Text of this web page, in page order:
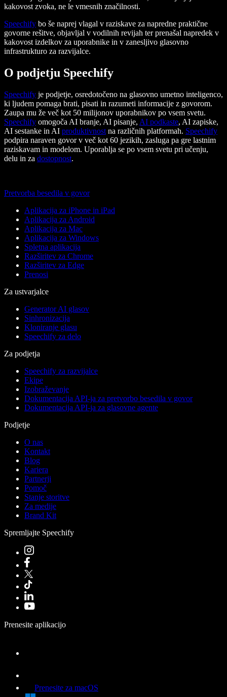
kakovost zvoka, ne le vmesnih značilnosti.
Speechify bo še naprej vlagal v raziskave za napredne praktične
govorne rešitve, objavljal v vodilnih revijah ter prenašal napredek v
kakovost izdelkov za uporabnike in v zanesljivo glasovno
infrastrukturo za razvijalce.
O podjetju Speechify
Speechify je podjetje, osredotočeno na glasovno umetno inteligenco,
ki ljudem pomaga brati, pisati in razumeti informacije z govorom.
Zaupa mu že več kot 50 milijonov uporabnikov po vsem svetu.
Speechify omogoča AI branje, AI pisanje, AI podkaste, AI zapiske,
AI sestanke in AI produktivnost na različnih platformah. Speechify
podpira naraven govor v več kot 60 jezikih, zasluga pa gre lastnim
raziskavam in modelom. Uporablja se po vsem svetu pri učenju,
delu in za dostopnost.
Pretvorba besedila v govor
Aplikacija za iPhone in iPad
Aplikacija za Android
Aplikacija za Mac
Aplikacija za Windows
Spletna aplikacija
Razširitev za Chrome
Razširitev za Edge
Prenosi
Za ustvarjalce
Generator AI glasov
Sinhronizacija
Kloniranje glasu
Speechify za delo
Za podjetja
Speechify za razvijalce
Ekipe
Izobraževanje
Dokumentacija API-ja za pretvorbo besedila v govor
Dokumentacija API-ja za glasovne agente
Podjetje
O nas
Kontakt
Blog
Kariera
Partnerji
Pomoč
Stanje storitve
Za medije
Brand Kit
Spremljajte Speechify
Prenesite aplikacijo
Prenesite za macOS